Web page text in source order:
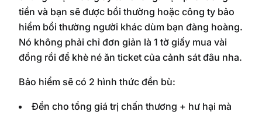
tiền và bạn sẽ được bồi thường hoặc công ty bảo
hiểm bồi thường người khác dùm bạn đàng hoàng.
Nó không phải chỉ đơn giản là 1 tờ giấy mua vài
đồng rồi để khè né ăn ticket của cảnh sát đâu nha.
Bảo hiểm sẽ có 2 hình thức đền bù:
Đền cho tổng giá trị chấn thương + hư hại mà